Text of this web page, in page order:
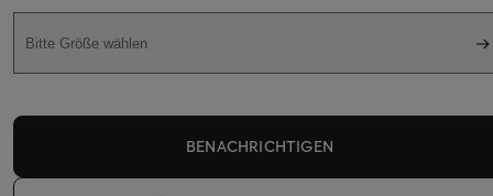
Bitte Größe wählen
BENACHRICHTIGEN